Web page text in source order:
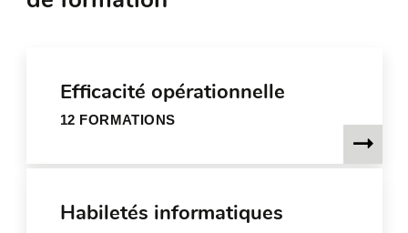
Efficacité opérationnelle
12 FORMATIONS
Habiletés informatiques